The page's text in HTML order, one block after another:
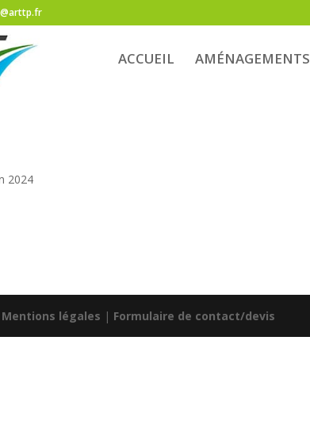
ACCUEIL AMÉNAGEMENTS
2024
Mentions légales | Formulaire de contact/devis